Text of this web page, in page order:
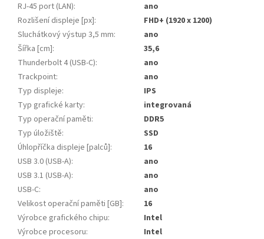
RJ-45 port (LAN):
ano
Rozlišení displeje [px]:
FHD+ (1920 x 1200)
Sluchátkový výstup 3,5 mm:
ano
Šířka [cm]:
35,6
Thunderbolt 4 (USB-C):
ano
Trackpoint:
ano
Typ displeje:
IPS
Typ grafické karty:
integrovaná
Typ operační paměti:
DDR5
Typ úložiště:
SSD
Úhlopříčka displeje [palců]:
16
USB 3.0 (USB-A):
ano
USB 3.1 (USB-A):
ano
USB-C:
ano
Velikost operační paměti [GB]:
16
Výrobce grafického chipu:
Intel
Výrobce procesoru:
Intel